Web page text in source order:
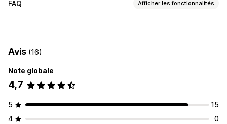
FAQ Afficher les fonctionnalités
Barre de recherche
CSS personnalisées
Avis (16)
Note globale
4,7
5
15
4
0